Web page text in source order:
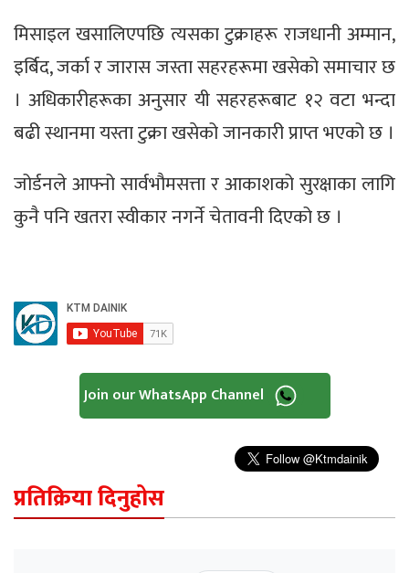
मिसाइल खसालिएपछि त्यसका टुक्राहरू राजधानी अम्मान,
इर्बिद, जर्का र जारास जस्ता सहरहरूमा खसेको समाचार छ
। अधिकारीहरूका अनुसार यी सहरहरूबाट १२ वटा भन्दा
बढी स्थानमा यस्ता टुक्रा खसेको जानकारी प्राप्त भएको छ ।
जोर्डनले आफ्नो सार्वभौमसत्ता र आकाशको सुरक्षाका लागि
कुनै पनि खतरा स्वीकार नगर्ने चेतावनी दिएको छ ।
Join our WhatsApp Channel
प्रतिक्रिया दिनुहोस